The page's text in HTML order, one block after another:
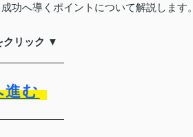
功へ導くポイントについて解説します。
クリック ▼
進む